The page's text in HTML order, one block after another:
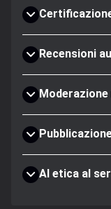
Recensioni
AI etica al